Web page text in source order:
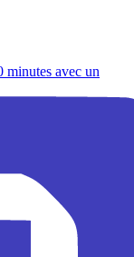
minutes avec un